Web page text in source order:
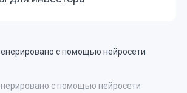
с помощью нейросети